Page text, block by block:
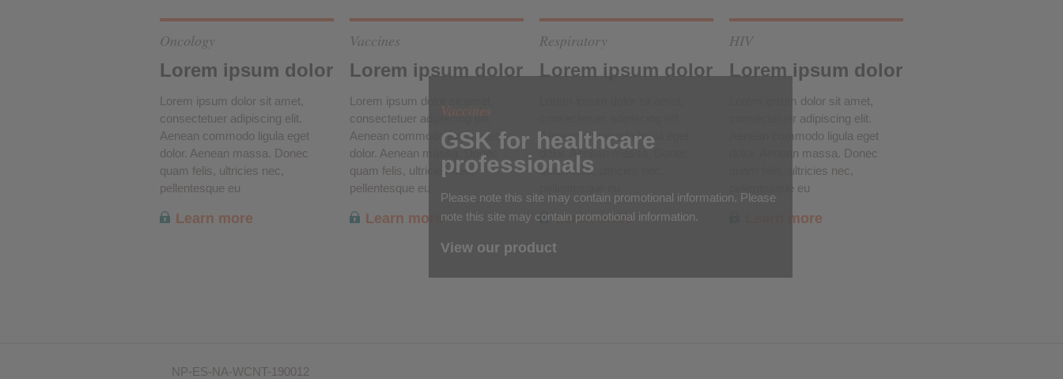
Oncology
Lorem ipsum dolor
Lorem ipsum dolor sit amet,
consectetuer adipiscing elit.
Aenean commodo ligula eget
dolor. Aenean massa. Donec
quam felis, ultricies nec,
pellentesque eu
Learn more
Vaccines
Lorem ipsum dolor
Lorem ipsum dolor sit amet,
consectetuer adipiscing elit.
Aenean commodo ligula eget
dolor. Aenean massa. Donec
quam felis, ultricies nec,
pellentesque eu
Learn more
Respiratory
Lorem ipsum dolor
Aenean commodo ligula eget
dolor. Aenean massa. Donec
quam felis, ultricies nec,
Learn more
HIV
Lorem ipsum dolor
Lorem ipsum dolor sit amet,
consectetuer adipiscing elit.
Aenean commodo ligula eget
dolor. Aenean massa. Donec
quam felis, ultricies nec,
pellentesque eu
Learn more
Vaccines
GSK for healthcare
professionals
Please note this site may contain promotional information. Please
note this site may contain promotional information.
View our product
NP-ES-NA-WCNT-190012